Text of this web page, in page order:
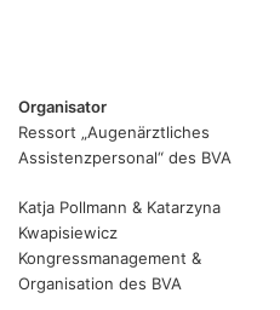
Organisator
Ressort „Augenärztliches
Assistenzpersonal“ des BVA
Katja Pollmann & Katarzyna
Kwapisiewicz
Kongressmanagement &
Organisation des BVA